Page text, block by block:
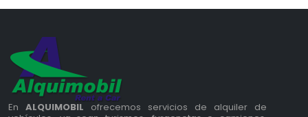
En ALQUIMOBIL ofrecemos servicios de alquiler de